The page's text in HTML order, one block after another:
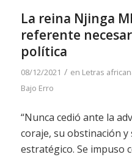
La reina Njinga
referente
política
08/12/2021 / en Letras
Bajo Erro
“Nunca cedió ante la
coraje, su obstinación
estratégico. Se impuso